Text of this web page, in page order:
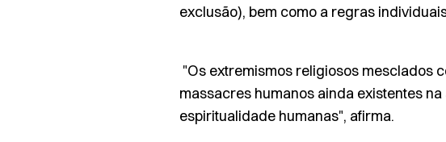
exclusão), bem como a regras
"Os extremismos religiosos mesclados
massacres humanos ainda existentes
espiritualidade humanas", afirma.